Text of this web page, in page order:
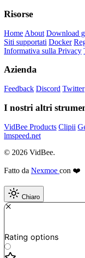
Risorse
Home About Download
Siti supportati Docker
Informativa sulla Privacy
Azienda
Feedback Discord Twitter
I nostri altri
VidBee Products Clipii
lmspeed.net
© 2026 VidBee.
Fatto da Nexmoe con ❤️
Chiaro
Rating options